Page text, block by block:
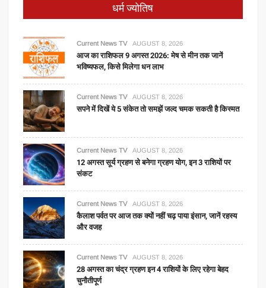
धर्म ज्योतिष
Current News TV AUGUST 8, 2026
आज का राशिफल 9 अगस्त 2026: मेष से मीन तक जानें
भविष्यफल, किसे मिलेगा धन लाभ
Current News TV AUGUST 8, 2026
सपने में दिखें ये 5 संकेत तो समझें जल्द चमक सकती है किस्मत
Current News TV AUGUST 8, 2026
12 अगस्त सूर्य ग्रहण से बनेगा ग्रहण योग, इन 3 राशियों पर
संकट
Current News TV AUGUST 8, 2026
कैलाश पर्वत पर आज तक क्यों नहीं चढ़ पाया इंसान, जानें रहस्य
और वजह
Current News TV AUGUST 8, 2026
28 अगस्त का चंद्र ग्रहण इन 4 राशियों के लिए रहेगा बेहद
चुनौतीपूर्ण